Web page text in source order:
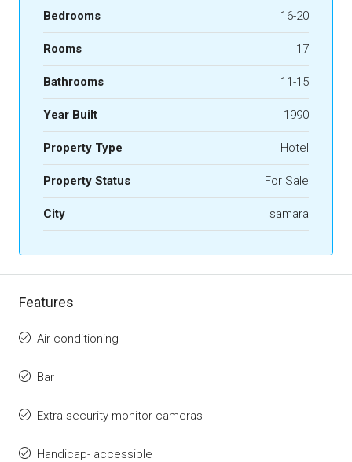
Bedrooms 16-20
Rooms 17
Bathrooms 11-15
Year Built 1990
Property Type Hotel
Property Status For Sale
City samara
Features
Air conditioning
Bar
Extra security monitor cameras
Handicap- accessible